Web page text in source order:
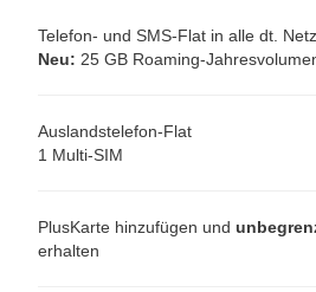
Telefon- und SMS-Flat in alle dt.
Neu: 25 GB Roaming-
Auslandstelefon-Flat
1 Multi-SIM
PlusKarte hinzufügen und
erhalten